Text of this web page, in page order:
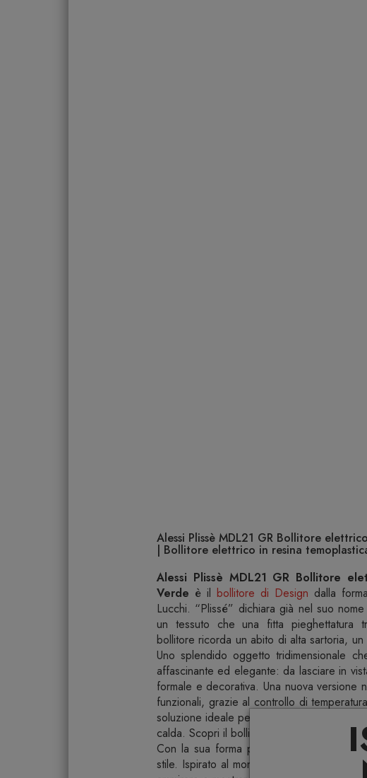
Alessi Plissè MDL21 GR Bollitore
| Bollitore elettrico in resina
Alessi Plissè MDL21 GR Bollitore
Verde è il bollitore di Design dalla
Lucchi. “Plissé” dichiara già nel suo
un tessuto che una fitta pieghettatura
bollitore ricorda un abito di alta sartoria,
Uno splendido oggetto tridimensionale
affascinante ed elegante: da lasciare in
formale e decorativa. Una nuova versione
funzionali, grazie al controllo di
soluzione ideale per tutte quelle occasioni
calda. Scopri il bollitore elettrico Plissé, un
Con la sua forma plastica e
stile. Ispirato al mondo dell'alta moda,